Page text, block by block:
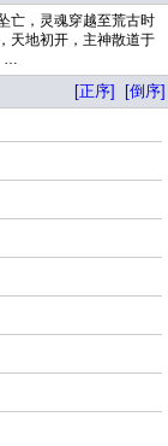
亡，灵魂穿越至荒古时
天地初开，主神散道于
…
[正序] [倒序]